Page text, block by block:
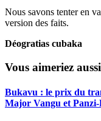
Nous savons tenter en
version des faits.
Déogratias cubaka
Vous aimeriez aussi
Bukavu : le prix du
Major Vangu et Panzi-